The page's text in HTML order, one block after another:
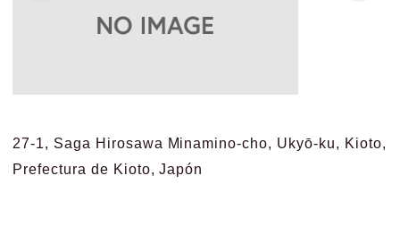
27-1, Saga Hirosawa Minamino-cho, Ukyō-ku, Kioto,
Prefectura de Kioto, Japón